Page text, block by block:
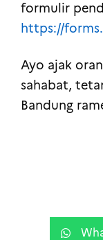
formulir
https://
Ayo ajak
sahabat,
Bandung